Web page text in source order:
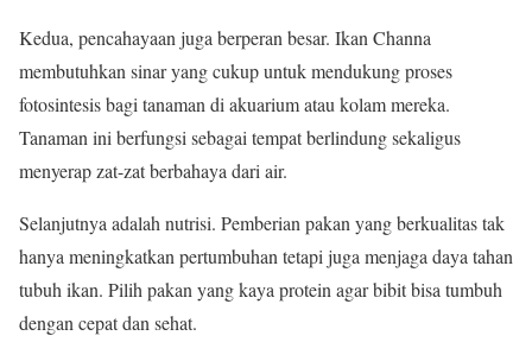
Kedua, pencahayaan juga berperan besar. Ikan Channa
membutuhkan sinar yang cukup untuk mendukung proses
fotosintesis bagi tanaman di akuarium atau kolam mereka.
Tanaman ini berfungsi sebagai tempat berlindung sekaligus
menyerap zat-zat berbahaya dari air.
Selanjutnya adalah nutrisi. Pemberian pakan yang berkualitas tak
hanya meningkatkan pertumbuhan tetapi juga menjaga daya tahan
tubuh ikan. Pilih pakan yang kaya protein agar bibit bisa tumbuh
dengan cepat dan sehat.